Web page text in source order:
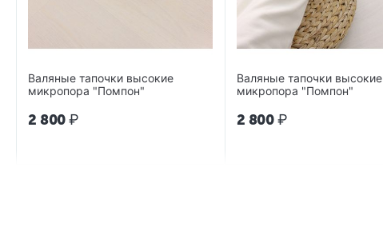
Валяные тапочки высокие
микропора "Помпон"
2 800₽
Валяные тапочки высокие
микропора "Помпон"
2 800 ₽